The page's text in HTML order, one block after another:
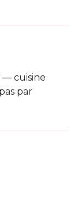
— cuisine
par